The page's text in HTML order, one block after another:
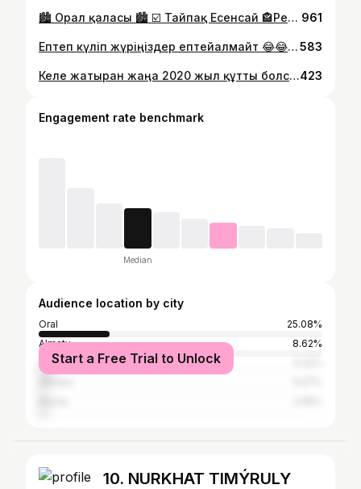
🏙 Орал қаласы 🏙 ☑️ Тайпақ Есенсай 🏤Ресторан Гакку🏤 🕺Юбилей Нұрболат 40 жас 🎀 Кеш жүргізушісі @tamada_muzika 🎙️ Музыкант@er_han07 📹 Оператор @ades.studio #Орал #той #есенсай#40жасюбилей @tamada_muzika @tamada_muzika @tamada_muzika 961
Ептеп күліп жүріңіздер ептейалмайт 😂😂😂😂 #алдараспан#нуржантөлендиев#тука#шаншар2020583
Келе жатырған жаңа 2020 жыл құтты болсын 🎄 әр шаңырақта той болсын 💒 2020 жыл барлық отбасыға бақыт әкелсін 🤲 🙏 жағымды жаңалықтар көп болғай 👏 👏 #жанажыл2020 #новыйгод2020423
Engagement rate benchmark
Median
Audience location by city
Oral
25.08%
Almaty
8.62%
Astana
Start a Free Trial to Unlock
10. NURKHAT TIMÝRULY